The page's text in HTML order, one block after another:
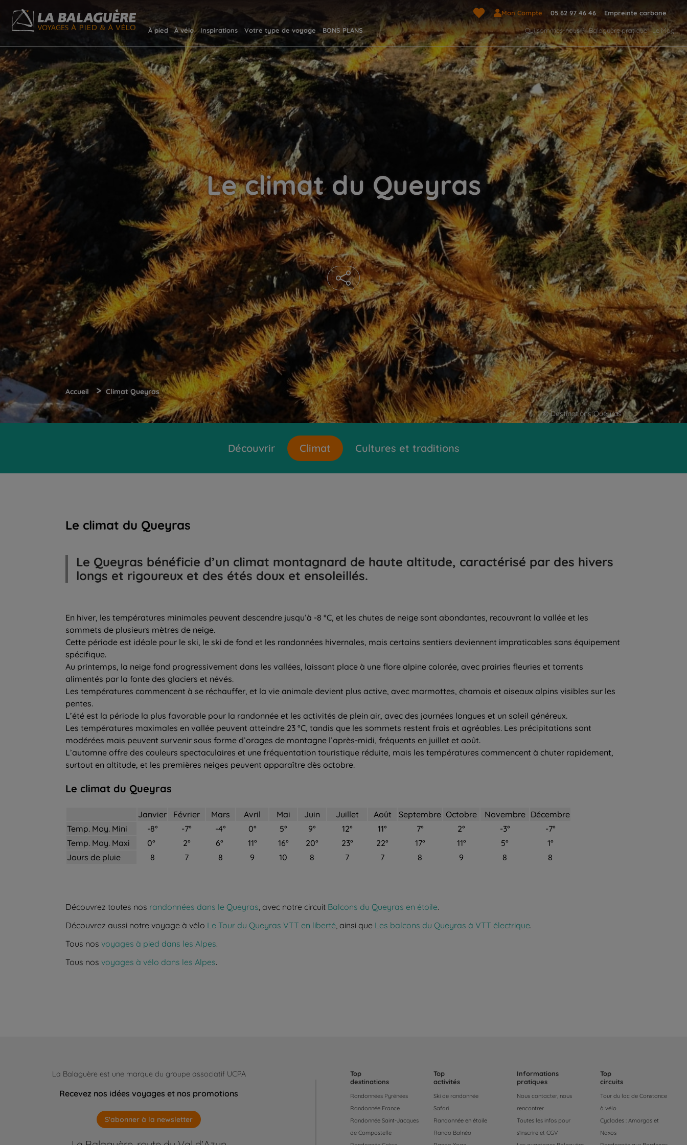
Mon Compte 05 62 97 46 46 Empreinte carbone
À pied À vélo Inspirations Votre type de voyage BONS PLANS Qui sommes-nous ? Balaguère pratique Le Mag
© Destinations Queyras
Le climat du Queyras
Accueil > Climat Queyras
Découvrir Climat Cultures et traditions
Le climat du Queyras
Le Queyras bénéficie d’un climat montagnard de haute altitude, caractérisé par des hivers
longs et rigoureux et des étés doux et ensoleillés.
En hiver, les températures minimales peuvent descendre jusqu’à -8 °C, et les chutes de neige sont abondantes, recouvrant la vallée et les
sommets de plusieurs mètres de neige.
Cette période est idéale pour le ski, le ski de fond et les randonnées hivernales, mais certains sentiers deviennent impraticables sans équipement
spécifique.
Au printemps, la neige fond progressivement dans les vallées, laissant place à une flore alpine colorée, avec prairies fleuries et torrents
alimentés par la fonte des glaciers et névés.
Les températures commencent à se réchauffer, et la vie animale devient plus active, avec marmottes, chamois et oiseaux alpins visibles sur les
pentes.
L’été est la période la plus favorable pour la randonnée et les activités de plein air, avec des journées longues et un soleil généreux.
Les températures maximales en vallée peuvent atteindre 23 °C, tandis que les sommets restent frais et agréables. Les précipitations sont
modérées mais peuvent survenir sous forme d’orages de montagne l’après-midi, fréquents en juillet et août.
L’automne offre des couleurs spectaculaires et une fréquentation touristique réduite, mais les températures commencent à chuter rapidement,
surtout en altitude, et les premières neiges peuvent apparaître dès octobre.
Le climat du Queyras
Janvier Février Mars Avril Mai Juin Juillet Août Septembre Octobre Novembre Décembre
Temp. Moy. Mini
-8° -7° -4° 0° 5° 9° 12° 11° 7° 2° -3°
-7°
Temp. Moy. Maxi
0° 2° 6° 11° 16° 20° 23° 22° 17° 11° 5°
1°
Jours de pluie
8 7 8 9 10 8 7 7 8 9 8 8
Découvrez toutes nos randonnées dans le Queyras , avec notre circuit Balcons du Queyras en étoile.
Découvrez aussi notre voyage à vélo Le Tour du Queyras VTT en liberté , ainsi que Les balcons du Queyras à VTT électrique.
Tous nos voyages à pied dans les Alpes.
Tous nos voyages à vélo dans les Alpes.
La Balaguère est une marque du groupe associatif UCPA
Recevez nos idées voyages et nos promotions
S'abonner à la newsletter
Top
destinations
Randonnées Pyrénées
Randonnée France
Randonnée Saint-Jacques
de Compostelle
Top
activités
Ski de randonnée
Safari
Randonnée en étoile
Rando Balnéo
Informations
pratiques
Nous contacter, nous
rencontrer
Toutes les infos pour
s'inscrire et CGV
Top
circuits
Tour du lac de Constance
à vélo
Cyclades : Amorgos et
Naxos